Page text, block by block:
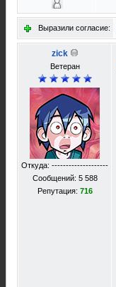
Выразили согласие:
zick
Ветеран
Откуда: --------------------
Сообщений: 5 588
Репутация: 716